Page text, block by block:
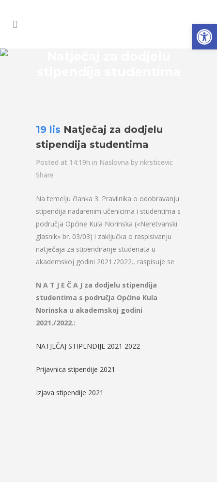
19 lis Natječaj za dodjelu
stipendija studentima
Posted at 14:19h in Naslovna by nkrsticevic
Share
Na temelju članka 3. Pravilnika o odobravanju
stipendija nadarenim učenicima i studentima s
područja Općine Kula Norinska («Neretvanski
glasnik» br. 03/03) i zaključka o raspisivanju
natječaja za stipendiranje studenata u
akademskoj godini 2021./2022., raspisuje se
N A T J E Č A J za dodjelu stipendija
studentima s područja Općine Kula
Norinska u akademskoj godini
2021./2022.:
NATJEČAJ STIPENDIJE 2021 2022
Prijavnica stipendije 2021
Izjava stipendije 2021